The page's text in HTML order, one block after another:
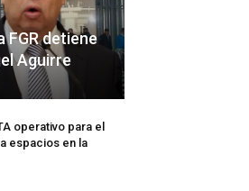
FGR detiene
Aguirre
operativo para el
espacios en la